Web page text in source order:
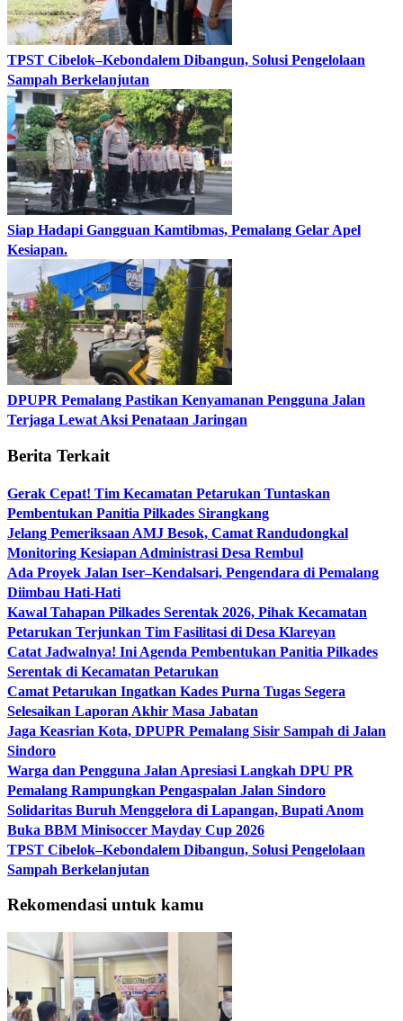
TPST Cibelok–Kebondalem Dibangun, Solusi Pengelolaan
Sampah Berkelanjutan
Siap Hadapi Gangguan Kamtibmas, Pemalang Gelar Apel
Kesiapan.
DPUPR Pemalang Pastikan Kenyamanan Pengguna Jalan
Terjaga Lewat Aksi Penataan Jaringan
Berita Terkait
Gerak Cepat! Tim Kecamatan Petarukan Tuntaskan
Pembentukan Panitia Pilkades Sirangkang
Jelang Pemeriksaan AMJ Besok, Camat Randudongkal
Monitoring Kesiapan Administrasi Desa Rembul
Ada Proyek Jalan Iser–Kendalsari, Pengendara di Pemalang
Diimbau Hati-Hati
Kawal Tahapan Pilkades Serentak 2026, Pihak Kecamatan
Petarukan Terjunkan Tim Fasilitasi di Desa Klareyan
Catat Jadwalnya! Ini Agenda Pembentukan Panitia Pilkades
Serentak di Kecamatan Petarukan
Camat Petarukan Ingatkan Kades Purna Tugas Segera
Selesaikan Laporan Akhir Masa Jabatan
Jaga Keasrian Kota, DPUPR Pemalang Sisir Sampah di Jalan
Sindoro
Warga dan Pengguna Jalan Apresiasi Langkah DPU PR
Pemalang Rampungkan Pengaspalan Jalan Sindoro
Solidaritas Buruh Menggelora di Lapangan, Bupati Anom
Buka BBM Minisoccer Mayday Cup 2026
TPST Cibelok–Kebondalem Dibangun, Solusi Pengelolaan
Sampah Berkelanjutan
Rekomendasi untuk kamu